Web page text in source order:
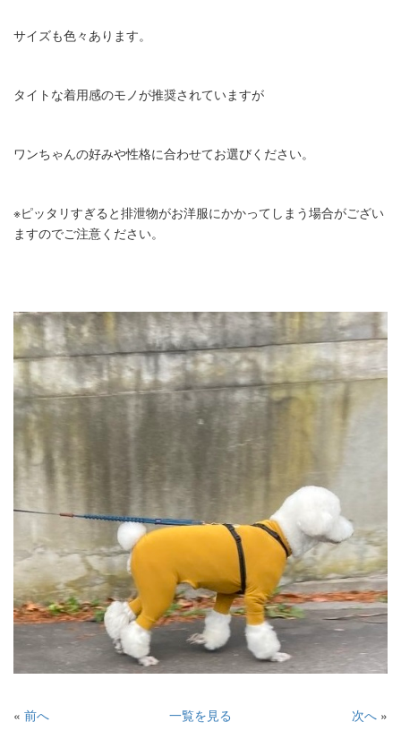
サイズも色々あります。
タイトな着用感のモノが推奨されていますが
ワンちゃんの好みや性格に合わせてお選びください。
※ピッタリすぎると排泄物がお洋服にかかってしまう場合がござい
ますのでご注意ください。
« 前へ 一覧を見る 次へ »